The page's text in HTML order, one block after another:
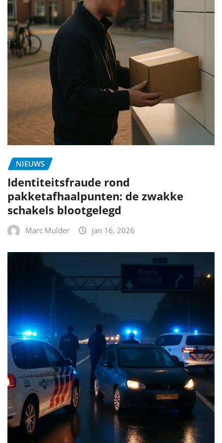
NIEUWS
Identiteitsfraude rond
pakketafhaalpunten: de zwakke
schakels blootgelegd
Marc Mulder jan 16, 2026